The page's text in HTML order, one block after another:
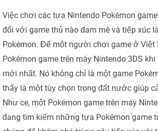
Việc chơi các tựa Nintendo Pokémon
đối với game thủ nào đam mê và tiếp xúc
Pokémon. Để một người chơi game ở
Pokémon game trên máy Nintendo 3DS
mới nhất. Nó không chỉ là một game
thấy là một tùy chọn trong đất nước giúp
Như ce, một Pokémon game trên máy
đang tìm kiếm những tựa Pokémon game